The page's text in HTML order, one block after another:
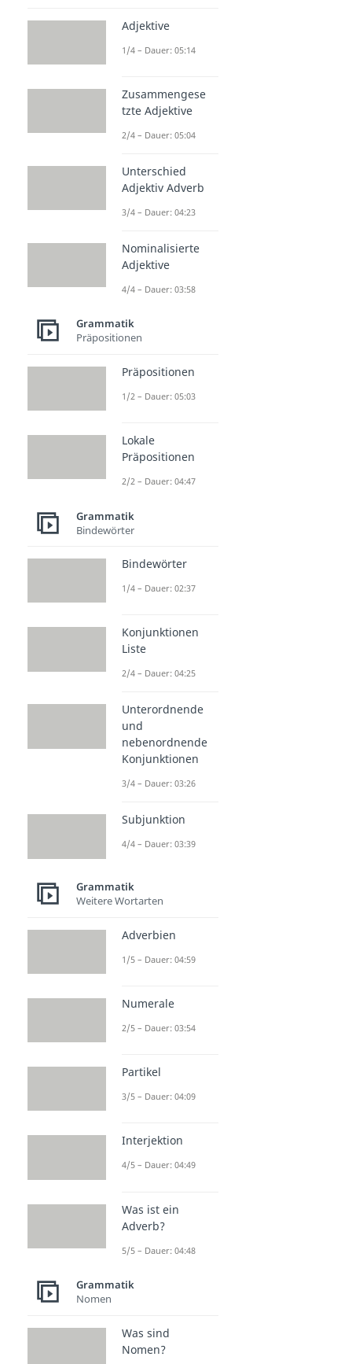
Adjektive
1/4 – Dauer: 05:14
Zusammengese
tzte Adjektive
2/4 – Dauer: 05:04
Unterschied
Adjektiv Adverb
3/4 – Dauer: 04:23
Nominalisierte
Adjektive
4/4 – Dauer: 03:58
Grammatik
Präpositionen
Präpositionen
1/2 – Dauer: 05:03
Lokale
Präpositionen
2/2 – Dauer: 04:47
Grammatik
Bindewörter
Bindewörter
1/4 – Dauer: 02:37
Konjunktionen
Liste
2/4 – Dauer: 04:25
Unterordnende
und
nebenordnende
Konjunktionen
3/4 – Dauer: 03:26
Subjunktion
4/4 – Dauer: 03:39
Grammatik
Weitere Wortarten
Adverbien
1/5 – Dauer: 04:59
Numerale
2/5 – Dauer: 03:54
Partikel
3/5 – Dauer: 04:09
Interjektion
4/5 – Dauer: 04:49
Was ist ein
Adverb?
5/5 – Dauer: 04:48
Grammatik
Nomen
Was sind
Nomen?